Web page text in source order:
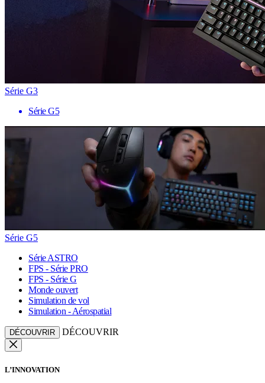
Série G3
Série G5
Série G5
Série ASTRO
FPS - Série PRO
FPS - Série G
Monde ouvert
Simulation de vol
Simulation - Aérospatial
DÉCOUVRIR DÉCOUVRIR
L’INNOVATION